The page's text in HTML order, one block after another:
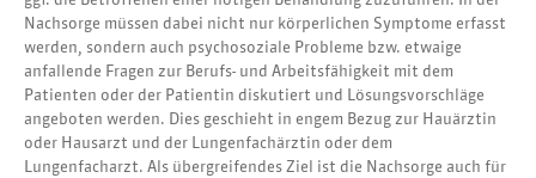
Nachsorge müssen dabei nicht nur körperlichen Symptome erfasst
werden, sondern auch psychosoziale Probleme bzw. etwaige
anfallende Fragen zur Berufs- und Arbeitsfähigkeit mit dem
Patienten oder der Patientin diskutiert und Lösungsvorschläge
angeboten werden. Dies geschieht in engem Bezug zur Hauärztin
oder Hausarzt und der Lungenfachärztin oder dem
Lungenfacharzt. Als übergreifendes Ziel ist die Nachsorge auch für